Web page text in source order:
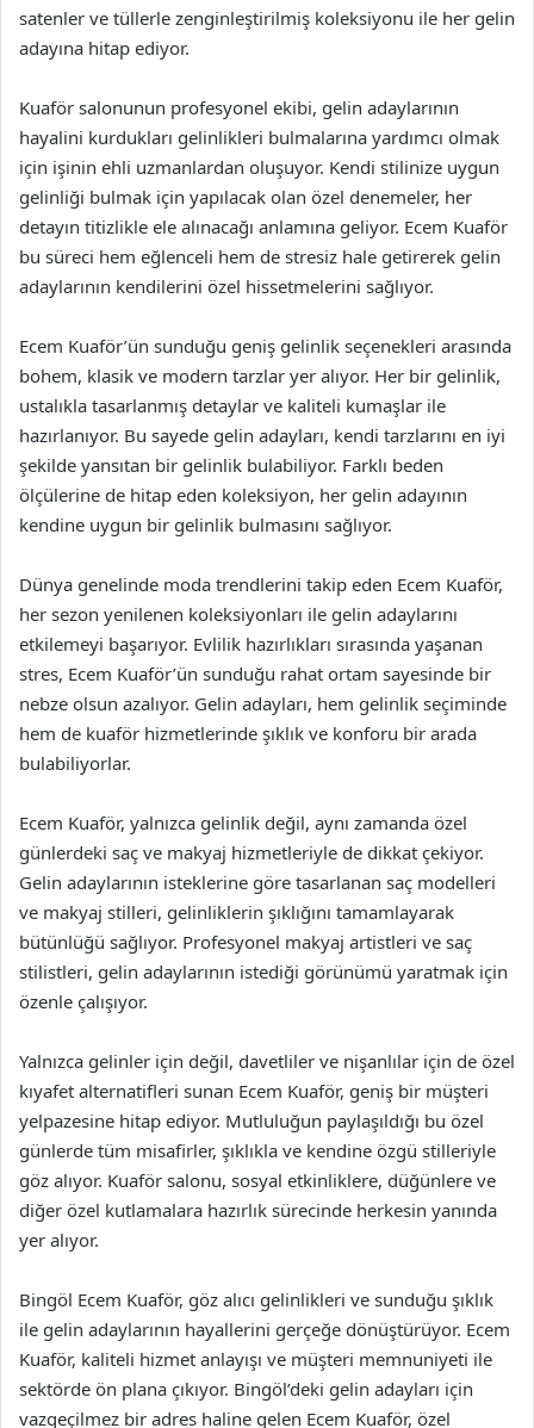
satenler ve tüllerle zenginleştirilmiş koleksiyonu ile her gelin
adayına hitap ediyor.
Kuaför salonunun profesyonel ekibi, gelin adaylarının
hayalini kurdukları gelinlikleri bulmalarına yardımcı olmak
için işinin ehli uzmanlardan oluşuyor. Kendi stilinize uygun
gelinliği bulmak için yapılacak olan özel denemeler, her
detayın titizlikle ele alınacağı anlamına geliyor. Ecem Kuaför
bu süreci hem eğlenceli hem de stresiz hale getirerek gelin
adaylarının kendilerini özel hissetmelerini sağlıyor.
Ecem Kuaför’ün sunduğu geniş gelinlik seçenekleri arasında
bohem, klasik ve modern tarzlar yer alıyor. Her bir gelinlik,
ustalıkla tasarlanmış detaylar ve kaliteli kumaşlar ile
hazırlanıyor. Bu sayede gelin adayları, kendi tarzlarını en iyi
şekilde yansıtan bir gelinlik bulabiliyor. Farklı beden
ölçülerine de hitap eden koleksiyon, her gelin adayının
kendine uygun bir gelinlik bulmasını sağlıyor.
Dünya genelinde moda trendlerini takip eden Ecem Kuaför,
her sezon yenilenen koleksiyonları ile gelin adaylarını
etkilemeyi başarıyor. Evlilik hazırlıkları sırasında yaşanan
stres, Ecem Kuaför’ün sunduğu rahat ortam sayesinde bir
nebze olsun azalıyor. Gelin adayları, hem gelinlik seçiminde
hem de kuaför hizmetlerinde şıklık ve konforu bir arada
bulabiliyorlar.
Ecem Kuaför, yalnızca gelinlik değil, aynı zamanda özel
günlerdeki saç ve makyaj hizmetleriyle de dikkat çekiyor.
Gelin adaylarının isteklerine göre tasarlanan saç modelleri
ve makyaj stilleri, gelinliklerin şıklığını tamamlayarak
bütünlüğü sağlıyor. Profesyonel makyaj artistleri ve saç
stilistleri, gelin adaylarının istediği görünümü yaratmak için
özenle çalışıyor.
Yalnızca gelinler için değil, davetliler ve nişanlılar için de özel
kıyafet alternatifleri sunan Ecem Kuaför, geniş bir müşteri
yelpazesine hitap ediyor. Mutluluğun paylaşıldığı bu özel
günlerde tüm misafirler, şıklıkla ve kendine özgü stilleriyle
göz alıyor. Kuaför salonu, sosyal etkinliklere, düğünlere ve
diğer özel kutlamalara hazırlık sürecinde herkesin yanında
yer alıyor.
Bingöl Ecem Kuaför, göz alıcı gelinlikleri ve sunduğu şıklık
ile gelin adaylarının hayallerini gerçeğe dönüştürüyor. Ecem
Kuaför, kaliteli hizmet anlayışı ve müşteri memnuniyeti ile
sektörde ön plana çıkıyor. Bingöl’deki gelin adayları için
vazgeçilmez bir adres haline gelen Ecem Kuaför, özel